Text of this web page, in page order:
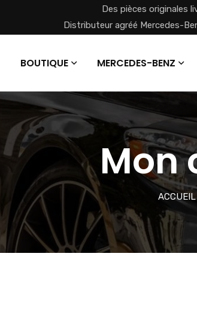
Des pièces originales
Distributeur agréé Mercedes-
BOUTIQUE MERCEDES-BENZ
Mon
ACCUEIL